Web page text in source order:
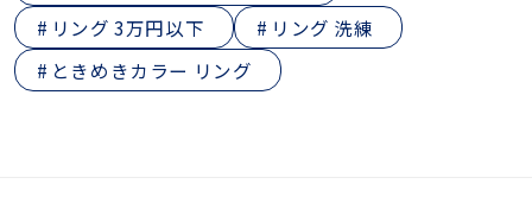
リング 3万円以下
リング 洗練
ときめきカラー リング